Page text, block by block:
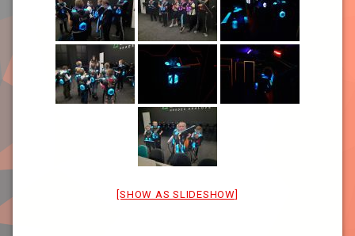
[SHOW AS SLIDESHOW]